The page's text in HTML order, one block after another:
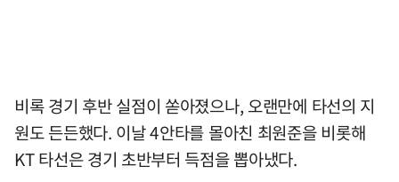
비록 경기 후반 실점이 쏟아졌으나, 오랜만에 타선의 지
원도 든든했다. 이날 4안타를 몰아친 최원준을 비롯해
KT 타선은 경기 초반부터 득점을 뽑아냈다.